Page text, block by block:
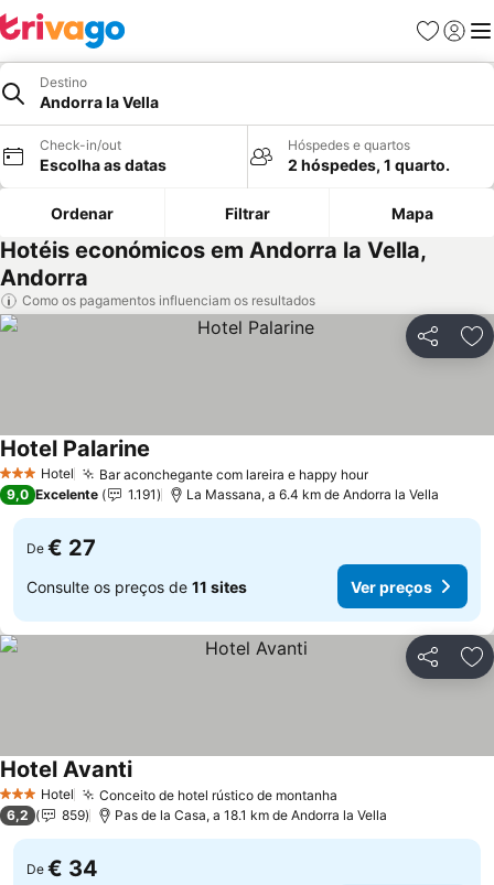
Favoritos
Iniciar
Destino
Andorra la Vella
Check-in/out
Escolha as datas
Hóspedes e quartos
2 hóspedes, 1 quarto.
Ordenar Filtrar Mapa
Hotéis económicos em Andorra la Vella,
Andorra
Como os pagamentos influenciam os resultados
Partilhar
3 EstrelasHotel Bar aconchegante com lareira e happy hourVer preços
Hotel Palarine
9,0 Excelente 1.191 La Massana, a 6.4 km de Andorra la Vella
De € 27
Consulte os preços de 11 sites Ver preços
Partilhar
3 EstrelasHotel Conceito de hotel rústico de montanha
Hotel AvantiVer preços
6,2 859 Pas de la Casa, a 18.1 km de Andorra la Vella
De € 34